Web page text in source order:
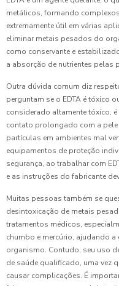
metálicos, formando
extremamente útil em várias
eliminar metais pesados do
como conservante e
a absorção de nutrientes pelas
Outra dúvida comum diz
perguntam se o EDTA é tóxico
considerado altamente tóxico,
contato prolongado com a
partículas em ambientes mal
equipamentos de proteção
segurança, ao trabalhar com
e as instruções do fabricante
Muitas pessoas também se
desintoxicação de metais
tratamentos médicos,
chumbo e mercúrio, ajudando
organismo. Contudo, seu uso
de saúde qualificado, uma vez
causar complicações. É